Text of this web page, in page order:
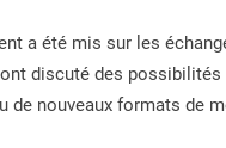
a été mis sur les
discuté des
de nouveaux formats de